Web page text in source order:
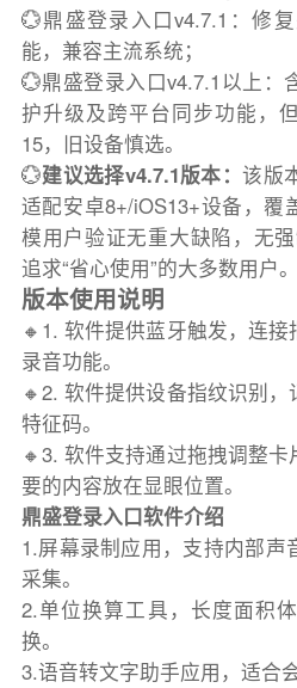
💮鼎盛登录入口v4.7.1：修
能，兼容主流系统；
💮鼎盛登录入口v4.7.1以上：
护升级及跨平台同步功能，
15，旧设备慎选。
💮建议选择v4.7.1版本：该版
适配安卓8+/iOS13+设备，覆
模用户验证无重大缺陷，无
追求“省心使用”的大多数用户。
版本使用说明
🔸1. 软件提供蓝牙触发，连
录音功能。
🔸2. 软件提供设备指纹识别
特征码。
🔸3. 软件支持通过拖拽调整
要的内容放在显眼位置。
鼎盛登录入口软件介绍
1.屏幕录制应用，支持内部声
采集。
2.单位换算工具，长度面积
换。
3.语音转文字助手应用，适合